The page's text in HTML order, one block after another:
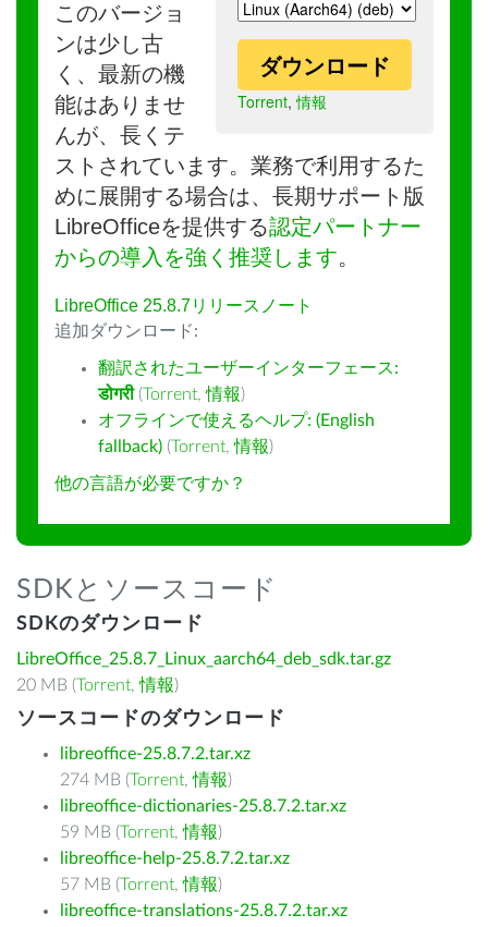
ダウンロード
Torrent,情報
このバージョ
ンは少し古
く、最新の機
能はありませ
んが、長くテ
ストされています。業務で利用するた
めに展開する場合は、長期サポート版
LibreOfficeを提供する認定パートナー
からの導入を強く推奨します。
LibreOffice 25.8.7リリースノート
追加ダウンロード:
翻訳されたユーザーインターフェース:
डोगरी (Torrent,情報)
オフラインで使えるヘルプ: (English
fallback) (Torrent,情報)
他の言語が必要ですか？
SDKとソースコード
SDKのダウンロード
LibreOffice_25.8.7_Linux_aarch64_deb_sdk.tar.gz
20 MB (Torrent,情報)
ソースコードのダウンロード
libreoffice-25.8.7.2.tar.xz
274 MB (Torrent,情報)
libreoffice-dictionaries-25.8.7.2.tar.xz
59 MB (Torrent,情報)
libreoffice-help-25.8.7.2.tar.xz
57 MB (Torrent,情報)
libreoffice-translations-25.8.7.2.tar.xz